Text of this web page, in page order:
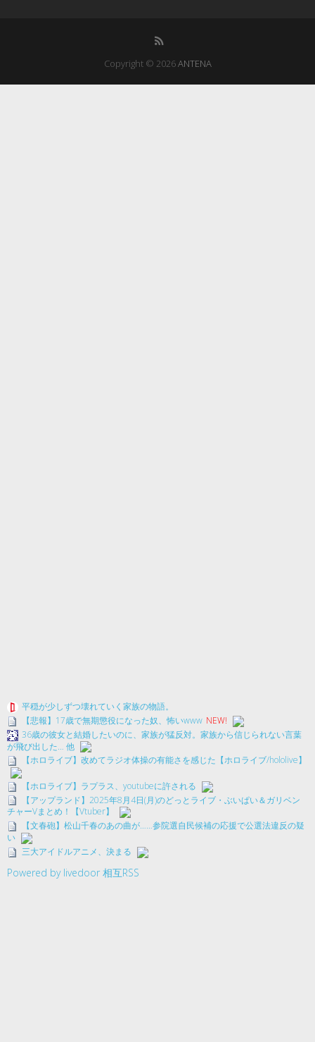
Copyright © 2026ANTENA
平穏が少しずつ壊れていく家族の物語。
【悲報】17歳で無期懲役になった奴、怖いwww NEW!
36歳の彼女と結婚したいのに、家族が猛反対。家族から信じられない言葉
が飛び出した… 他
【ホロライブ】改めてラジオ体操の有能さを感じた【ホロライブ/hololive】
【ホロライブ】ラプラス、youtubeに許される
【アップランド】2025年8月4日(月)のどっとライブ・ぶいぱい＆ガリベン
チャーVまとめ！【Vtuber】
【文春砲】松山千春のあの曲が……参院選自民候補の応援で公選法違反の疑
い
三大アイドルアニメ、決まる
Powered by livedoor 相互RSS